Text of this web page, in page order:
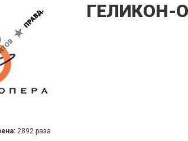
2892 раза
ГЕЛИКОН-